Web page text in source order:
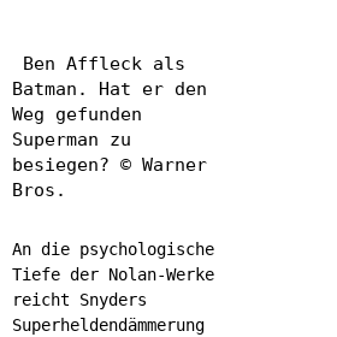
Ben Affleck als
Batman. Hat er den
Weg gefunden
Superman zu
besiegen? © Warner
Bros.
An die psychologische
Tiefe der Nolan-Werke
reicht Snyders
Superheldendämmerung